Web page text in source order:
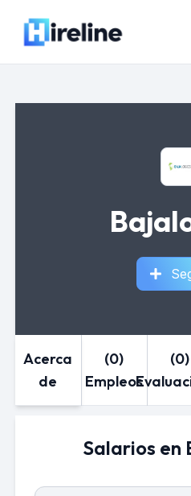
Acerca
de
(0)
Empleos
(0)
Salarios en